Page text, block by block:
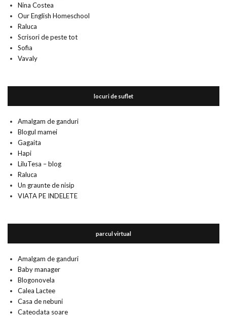
Nina Costea
Our English Homeschool
Raluca
Scrisori de peste tot
Sofia
Vavaly
locuri de suflet
Amalgam de ganduri
Blogul mamei
Gagaita
Hapi
LiluTesa – blog
Raluca
Un graunte de nisip
VIATA PE INDELETE
parcul virtual
Amalgam de ganduri
Baby manager
Blogonovela
Calea Lactee
Casa de nebuni
Cateodata soare